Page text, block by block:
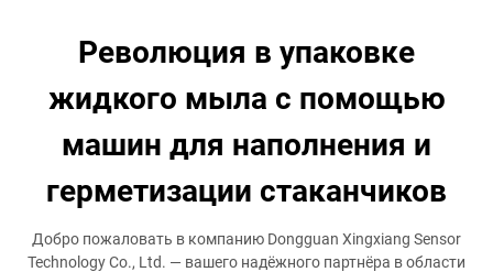
Революция в упаковке
жидкого мыла с помощью
машин для наполнения и
герметизации стаканчиков
Добро пожаловать в компанию Dongguan Xingxiang Sensor
Technology Co., Ltd. — вашего надёжного партнёра в области